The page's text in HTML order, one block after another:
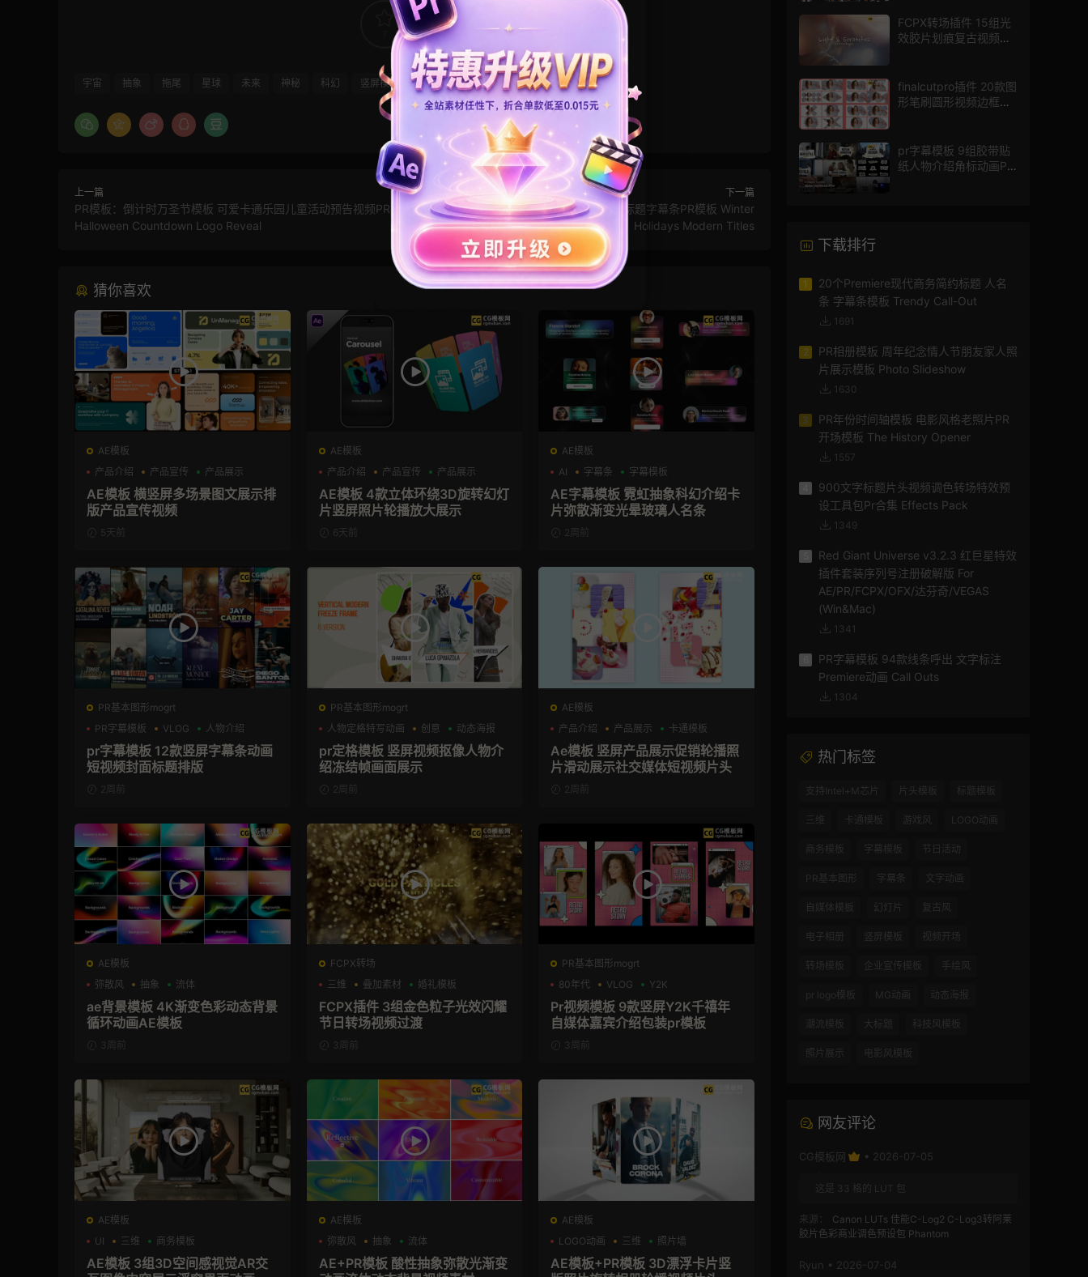
0
宇宙 抽象 拖尾 星球 未来 神秘 科幻 竖屏模板 粒子特效 视频背景
上一篇
PR模板：倒计时万圣节模板 可爱卡通乐园儿童活动预告视频PR模板
Halloween Countdown Logo Reveal
下一篇
PR模板：圣诞节小彩灯卡通可爱文字动画标题字幕条PR模板 Winter
Holidays Modern Titles
猜你喜欢
AE模板
产品介绍
产品宣传 产品展示
AE模板 横竖屏多场景图文展示排
版产品宣传视频
5天前
AE模板
产品介绍
产品宣传 产品展示
AE模板 4款立体环绕3D旋转幻灯
片竖屏照片轮播放大展示
6天前
AE模板
AI
字幕条 字幕模板
AE字幕模板 霓虹抽象科幻介绍卡
片弥散渐变光晕玻璃人名条
2周前
PR基本图形mogrt
PR字幕模板
VLOG 人物介绍
pr字幕模板 12款竖屏字幕条动画
短视频封面标题排版
2周前
PR基本图形mogrt
人物定格特写动画
创意 动态海报
pr定格模板 竖屏视频抠像人物介
绍冻结帧画面展示
2周前
AE模板
产品介绍
产品展示 卡通模板
Ae模板 竖屏产品展示促销轮播照
片滑动展示社交媒体短视频片头
2周前
AE模板
弥散风
抽象 流体
ae背景模板 4K渐变色彩动态背景
循环动画AE模板
3周前
FCPX转场
三维
叠加素材 婚礼模板
FCPX插件 3组金色粒子光效闪耀
节日转场视频过渡
3周前
PR基本图形mogrt
80年代
VLOG Y2K
Pr视频模板 9款竖屏Y2K千禧年
自媒体嘉宾介绍包装pr模板
3周前
AE模板
UI
三维 商务模板
AE模板 3组3D空间感视觉AR交
AE模板
弥散风
抽象 流体
AE+PR模板 酸性抽象弥散光渐变
AE模板
LOGO动画
三维 照片墙
AE模板+PR模板 3D漂浮卡片竖
FCPX转场插件 15组光
效胶片划痕复古视频过
finalcutpro插件 20款图
形笔刷圆形视频边框遮
pr字幕模板 9组胶带贴
纸人物介绍角标动画PR
下载排行
1
20个Premiere现代商务简约标题 人名
条 字幕条模板 Trendy Call-Out
1691
2
PR相册模板 周年纪念情人节朋友家人照
片展示模板 Photo Slideshow
1630
3
PR年份时间轴模板 电影风格老照片PR
开场模板 The History Opener
1557
900文字标题片头视频调色转场特效预
设工具包Pr合集 Effects Pack
1349
Red Giant Universe v3.2.3 红巨星特效
插件套装序列号注册破解版 For
AE/PR/FCPX/OFX/达芬奇/VEGAS
(Win&Mac)
1341
PR字幕模板 94款线条呼出 文字标注
Premiere动画 Call Outs
1304
热门标签
支持Intel+M芯片 片头模板 标题模板
三维 卡通模板 游戏风 LOGO动画
商务模板 字幕模板 节日活动
PR基本图形 字幕条 文字动画
自媒体模板 幻灯片 复古风
电子相册 竖屏模板 视频开场
转场模板 企业宣传模板 手绘风
pr logo模板 MG动画 动态海报
潮流模板 大标题 科技风模板
照片展示 电影风模板
网友评论
CG模板网 • 2026-07-05
这是 33 格的 LUT 包
来源：
Canon LUTs 佳能C-Log2 C-Log3转阿莱
胶片色彩商业调色预设包 Phantom
Ryun • 2026-07-04